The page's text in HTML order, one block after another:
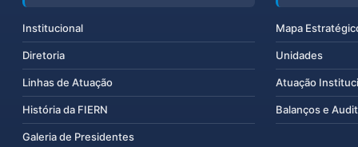
Institucional
Diretoria
Linhas de Atuação
História da FIERN
Galeria de Presidentes
Mapa
Unidades
Atuação
Balanços e